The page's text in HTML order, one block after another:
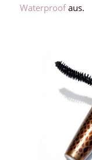
Waterproofaus.